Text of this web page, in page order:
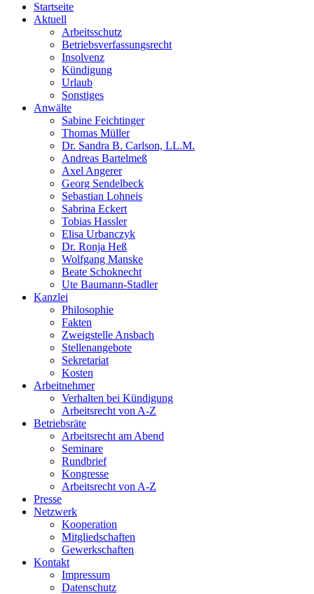
Startseite
Aktuell
Arbeitsschutz
Betriebsverfassungsrecht
Insolvenz
Kündigung
Urlaub
Sonstiges
Anwälte
Sabine Feichtinger
Thomas Müller
Dr. Sandra B. Carlson, LL.M.
Andreas Bartelmeß
Axel Angerer
Georg Sendelbeck
Sebastian Lohneis
Sabrina Eckert
Tobias Hassler
Elisa Urbanczyk
Dr. Ronja Heß
Wolfgang Manske
Beate Schoknecht
Ute Baumann-Stadler
Kanzlei
Philosophie
Fakten
Zweigstelle Ansbach
Stellenangebote
Sekretariat
Kosten
Arbeitnehmer
Verhalten bei Kündigung
Arbeitsrecht von A-Z
Betriebsräte
Arbeitsrecht am Abend
Seminare
Rundbrief
Kongresse
Arbeitsrecht von A-Z
Presse
Netzwerk
Kooperation
Mitgliedschaften
Gewerkschaften
Kontakt
Impressum
Datenschutz